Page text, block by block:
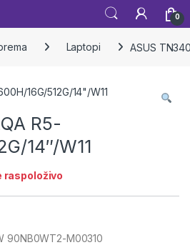
0
Laptopi ASUS
R5-
14″/W11
raspoloživo
90NB0WT2-M00310